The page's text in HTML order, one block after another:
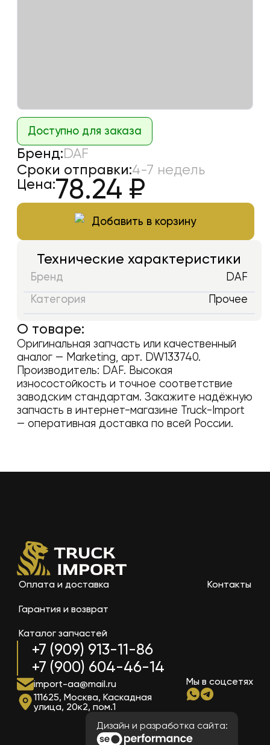
Доступно для заказа
Бренд:DAF
Сроки отправки:4-7 недель
Цена:78.24 ₽
Добавить в корзину
Технические характеристики
Бренд DAF
Категория Прочее
О товаре:
Оригинальная запчасть или качественный
аналог — Marketing, арт. DW133740.
Производитель: DAF. Высокая
износостойкость и точное соответствие
заводским стандартам. Закажите надёжную
запчасть в интернет-магазине Truck-Import
— оперативная доставка по всей России.
+7 (909) 913-11-86
+7 (900) 604-46-14
Оплата и доставка
Гарантия и возврат
Каталог запчастей
Контакты
import-aa@mail.ru
111625, Москва, Каскадная
улица, 20к2, пом.1
Мы в соцсетях
Дизайн и разработка сайта: